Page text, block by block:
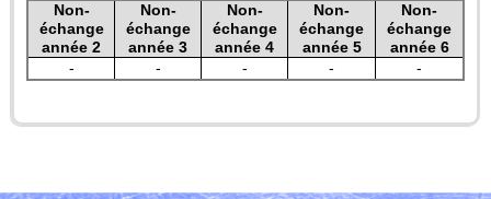
Non-
échange
année 2
Non-
échange
année 3
Non-
échange
année 4
Non-
échange
année 5
Non-
échange
année 6
-
- - - -